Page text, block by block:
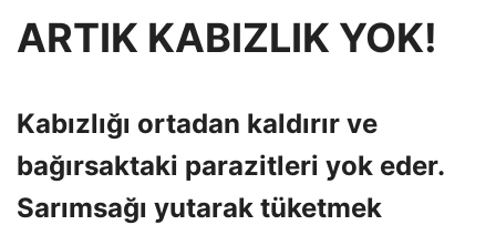
ARTIK KABIZLIK YOK!
Kabızlığı ortadan kaldırır ve
bağırsaktaki parazitleri yok eder.
Sarımsağı yutarak tüketmek